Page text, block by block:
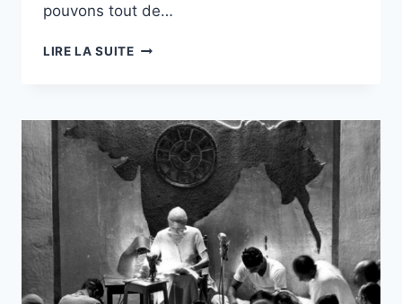
pouvons tout de…
LIRE LA SUITELES
MENTAL
–
VITAL
–
PHYSIQUE